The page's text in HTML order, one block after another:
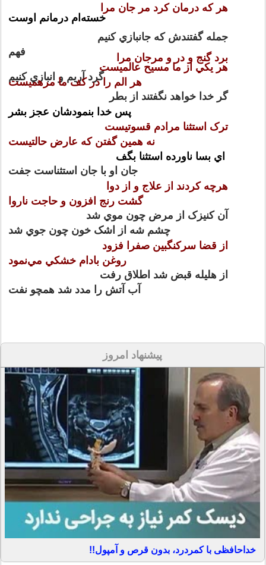
خسته‌ام درمانم اوست
هر که درمان کرد مر جان مرا
برد گنج و در و مرجان مرا
جمله گفتندش که جانبازي کنيم
فهم
گرد آريم و انبازي کنيم
هر يکي از ما مسيح عالميست
هر الم را در کف ما مرهميست
گر خدا خواهد نگفتند از بطر
پس خدا بنمودشان عجز بشر
ترک استثنا مرادم قسوتيست
نه همين گفتن که عارض حالتيست
اي بسا ناورده استثنا بگف
جان او با جان استثناست جفت
هرچه کردند از علاج و از دوا
گشت رنج افزون و حاجت ناروا
آن کنيزک از مرض چون موي شد
چشم شه از اشک خون چون جوي شد
از قضا سرکنگبين صفرا فزود
روغن بادام خشکي مي‌نمود
از هليله قبض شد اطلاق رفت
آب آتش را مدد شد همچو نفت
پیشنهاد امروز
خداحافظی با کمردرد، بدون قرص و آمپول!!